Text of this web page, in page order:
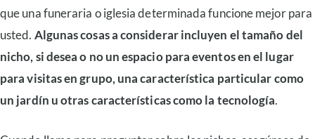
que una funeraria o iglesia determinada funcione mejor para
usted. Algunas cosas a considerar incluyen el tamaño del
nicho, si desea o no un espacio para eventos en el lugar
para visitas en grupo, una característica particular como
un jardín u otras características como la tecnología.